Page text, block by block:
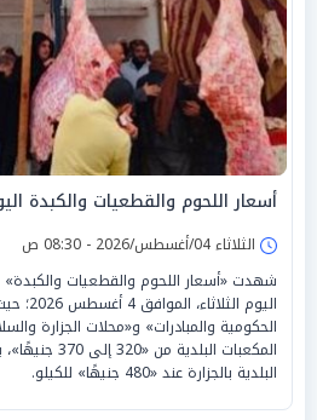
أسعار اللحوم والقطعيات والكبدة اليوم
الثلاثاء 04/أغسطس/2026 - 08:30 ص
شهدت «أسعار اللحوم والقطعيات والكبدة»
اليوم
الحكومية والمبادرات» و«محلات الجزارة
المكعبات
البلدية بالجزارة عند «480 جنيهًا» للكيلو.